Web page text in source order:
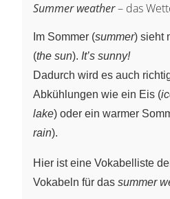
Summer weather– das
Im Sommer (summer) sieht
(the sun). It’s sunny!
Dadurch wird es auch
Abkühlungen wie ein Eis (
lake) oder ein warmer
rain).
Hier ist eine Vokabelliste
Vokabeln für das summer